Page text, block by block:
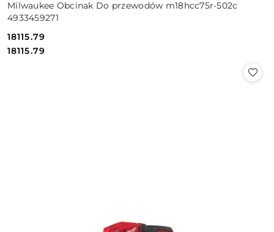
Milwaukee Obcinak Do przewodów m18hcc75r-502c
4933459271
Cena:
18115.79
Cena:
18115.79